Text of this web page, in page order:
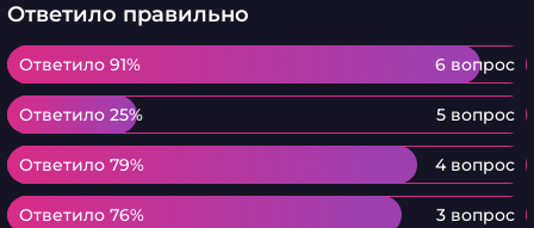
Ответило правильно
Ответило 91% 6 вопрос
Ответило 91%
Ответило 25% 5 вопрос
Ответило 25%
Ответило 79% 4 вопрос
Ответило 79%
Ответило 76% 3 вопрос
Ответило 76%